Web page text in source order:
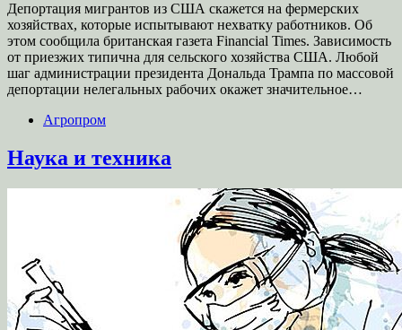
Депортация мигрантов из США скажется на фермерских
хозяйствах, которые испытывают нехватку работников. Об
этом сообщила британская газета Financial Times. Зависимость
от приезжих типична для сельского хозяйства США. Любой
шаг администрации президента Дональда Трампа по массовой
депортации нелегальных рабочих окажет значительное…
Агропром
Наука и техника